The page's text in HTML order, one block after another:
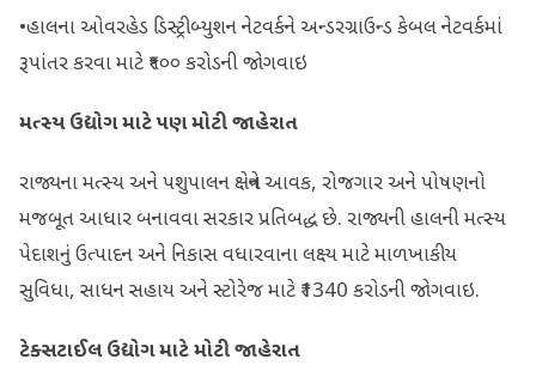
•હાલના ઓવરહેડ ડિસ્ટ્રીબ્યુશન નેટવર્કને અન્‍ડરગ્રાઉન્‍ડ કેબલ નેટવર્કમાં
રૂપાંતર કરવા માટે ₹૧૦૦ કરોડની જોગવાઇ
મત્સ્ય ઉદ્યોગ માટે પણ મોટી જાહેરાત
રાજ્યના મત્સ્ય અને પશુપાલન ક્ષેત્રને આવક, રોજગાર અને પોષણનો
મજબૂત આધાર બનાવવા સરકાર પ્રતિબદ્ધ છે. રાજ્યની હાલની મત્સ્ય
પેદાશનું ઉત્પાદન અને નિકાસ વધારવાના લક્ષ્ય માટે માળખાકીય
સુવિધા, સાધન સહાય અને સ્ટોરેજ માટે ₹1340 કરોડની જોગવાઇ.
ટેક્સટાઈલ ઉદ્યોગ માટે મોટી જાહેરાત